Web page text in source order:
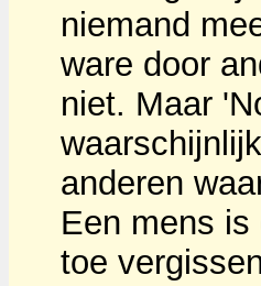
niemand
ware door
niet. Maar
anderen
Een mens
toe